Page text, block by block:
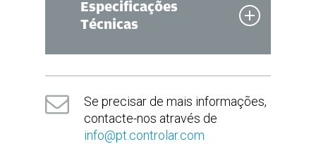
Especificações
Técnicas
(em mm)
1230(C) x 850(L) x 2270(A)
Se precisar de mais informações,
contacte-nos através de
info@pt.controlar.com